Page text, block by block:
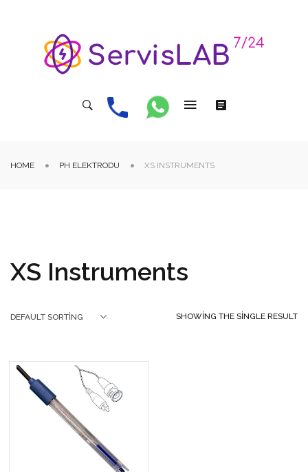
HOME PH ELEKTRODU XS INSTRUMENTS
XS Instruments
SHOWING THE SINGLE RESULT
DEFAULT SORTING